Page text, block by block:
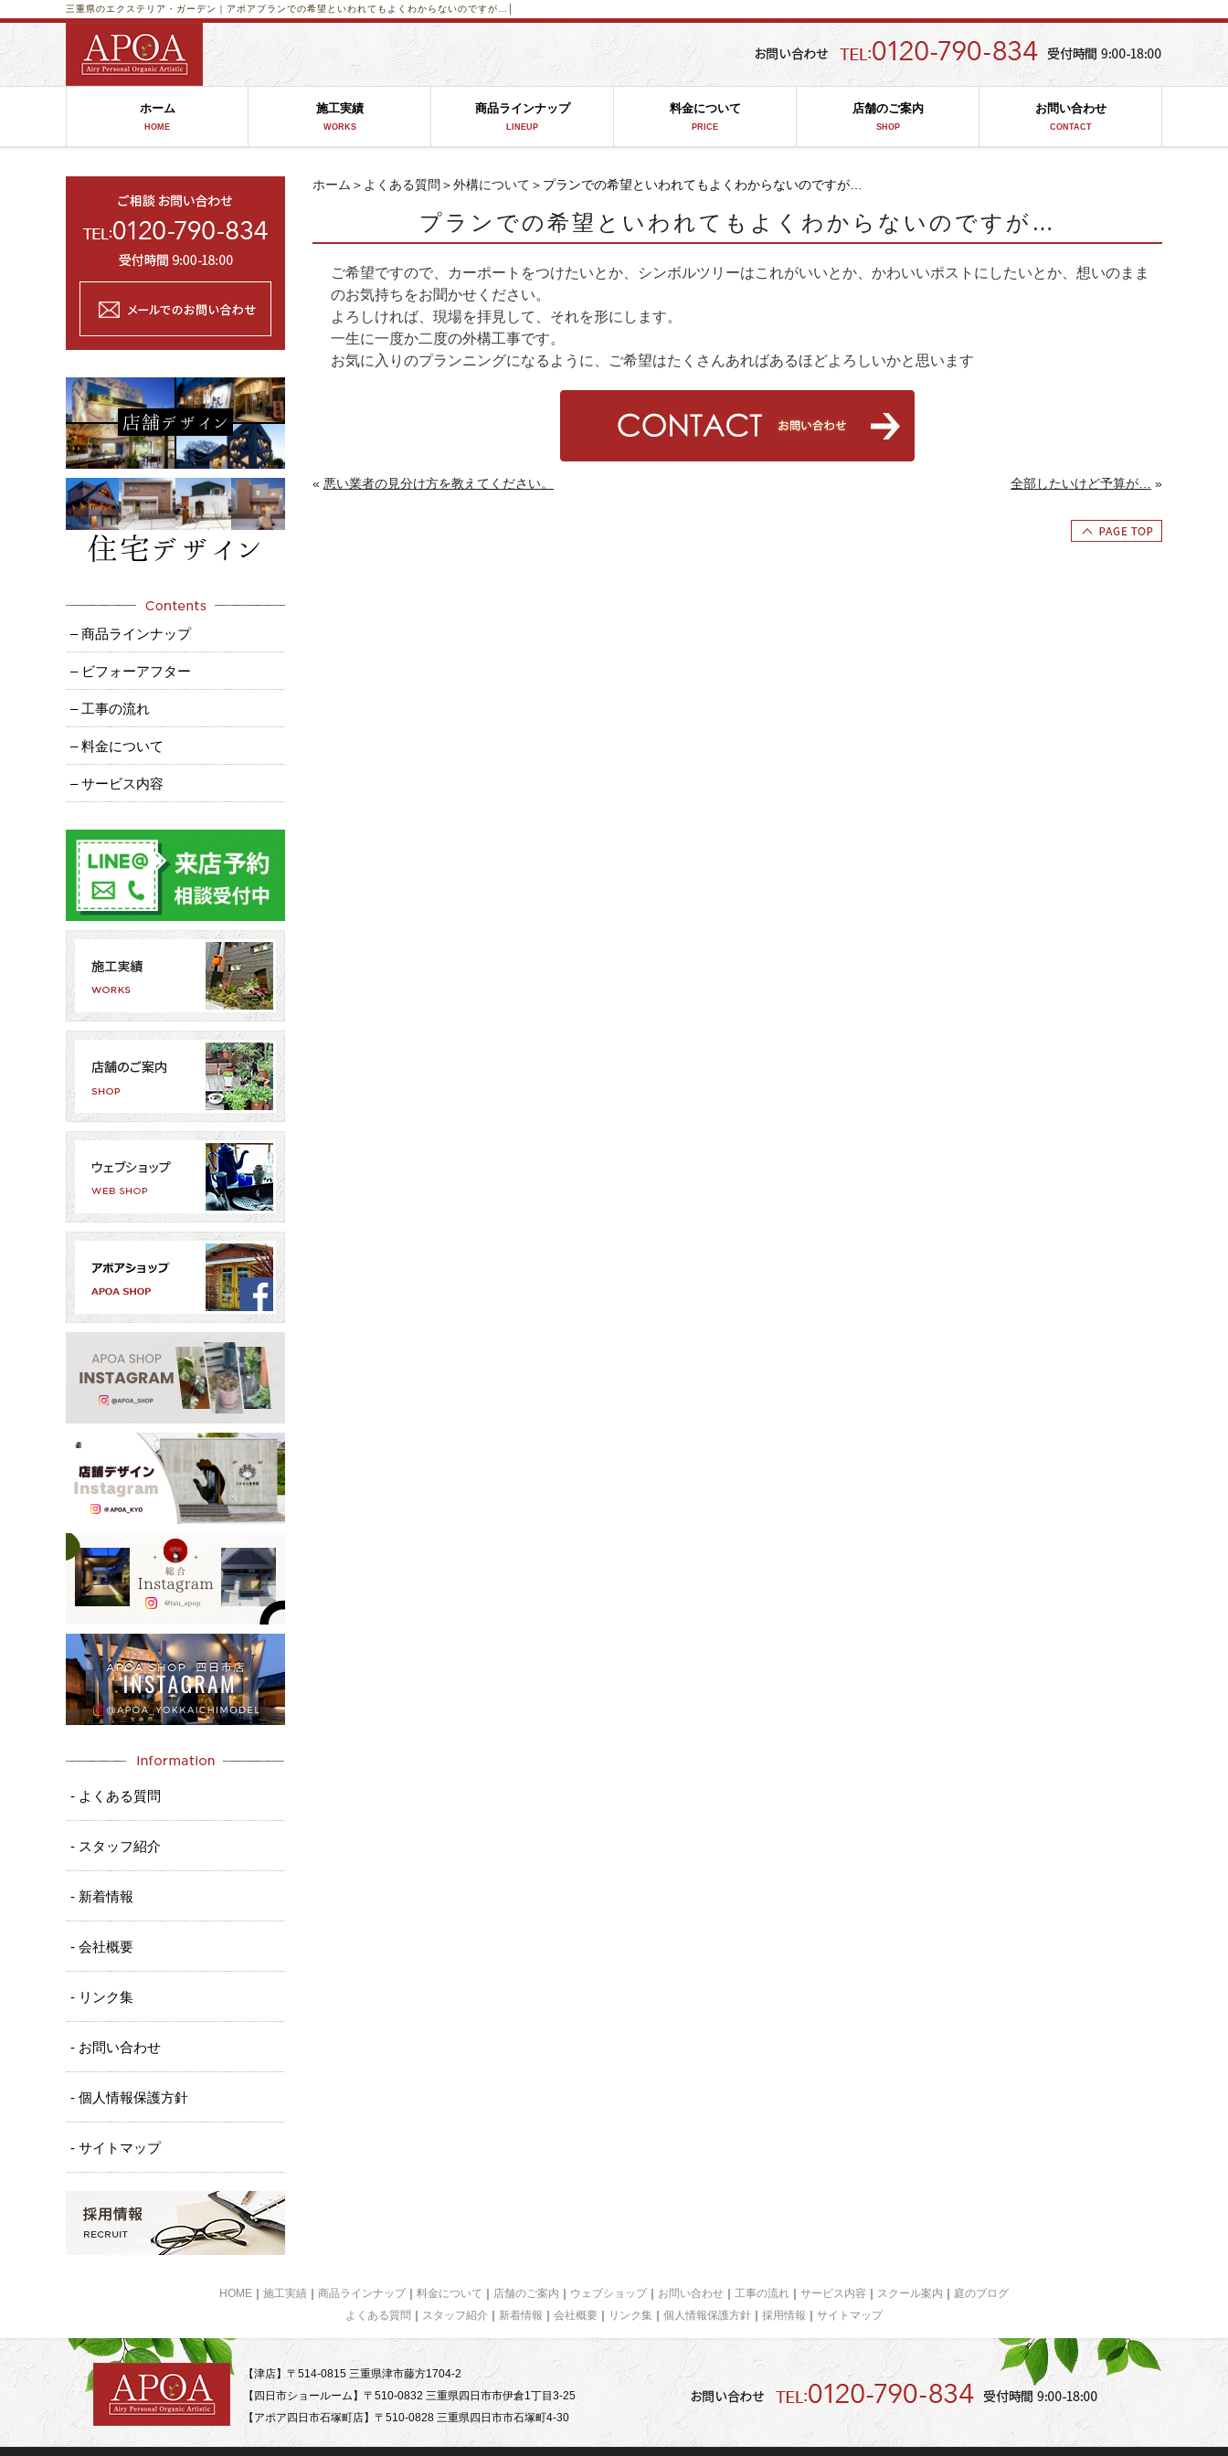
プランでの希望といわれてもよくわからないのですが…│
三重県のエクステリア・ガーデン｜アポア
ホーム
HOME
施工実績
WORKS
商品ラインナップ
LINEUP
料金について
PRICE
店舗のご案内
SHOP
お問い合わせ
CONTACT
ホーム ＞ よくある質問 ＞外構について ＞プランでの希望といわれてもよくわからないのですが…
プランでの希望といわれてもよくわからないのですが…
ご希望ですので、カーポートをつけたいとか、シンボルツリーはこれがいいとか、かわいいポストにしたいとか、想いのまま
のお気持ちをお聞かせください。
よろしければ、現場を拝見して、それを形にします。
一生に一度か二度の外構工事です。
お気に入りのプランニングになるように、ご希望はたくさんあればあるほどよろしいかと思います
« 悪い業者の見分け方を教えてください。 全部したいけど予算が… »
– 商品ラインナップ
– ビフォーアフター
– 工事の流れ
– 料金について
– サービス内容
- よくある質問
- スタッフ紹介
- 新着情報
- 会社概要
- リンク集
- お問い合わせ
- 個人情報保護方針
- サイトマップ
HOME 施工実績 商品ラインナップ 料金について 店舗のご案内 ウェブショップ お問い合わせ 工事の流れ サービス内容 スクール案内
庭のブログ
よくある質問
スタッフ紹介 新着情報 会社概要 リンク集 個人情報保護方針 採用情報 サイトマップ
【津店】〒514-0815 三重県津市藤方1704-2
【四日市ショールーム】〒510-0832 三重県四日市市伊倉1丁目3-25
【アポア四日市石塚町店】〒510-0828 三重県四日市市石塚町4-30